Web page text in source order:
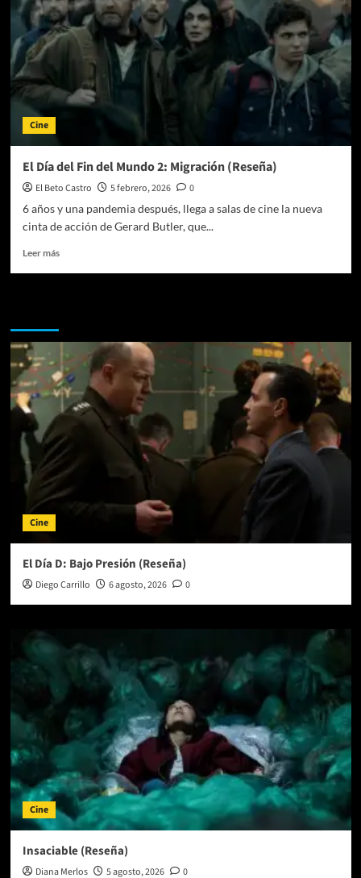
Cine
El Día del Fin del Mundo 2: Migración (Reseña)
El Beto Castro 5 febrero, 2026
0
6 años y una pandemia después, llega a salas de cine la nueva
cinta de acción de Gerard Butler, que...
Leer másLeer
del
Fin
del
Mundo
2:
Migración
(Reseña)
Cine
El Día D: Bajo Presión (Reseña)
Diego Carrillo 6 agosto, 2026 0
Cine
Insaciable (Reseña)
Diana Merlos 5 agosto, 2026 0